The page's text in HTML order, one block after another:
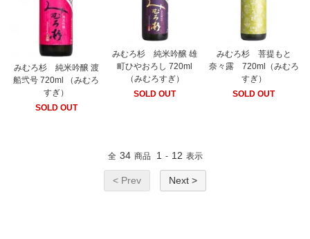
みむろ杉 純米吟醸 渡
船弐号 720ml （みむろ
すぎ）
SOLD OUT
みむろ杉 純米吟醸 雄
町ひやおろし 720ml
（みむろすぎ）
SOLD OUT
みむろ杉 菩提もと
奈々露 720ml（みむろ
すぎ）
SOLD OUT
全 34 商品 1 - 12 表示
< Prev Next >